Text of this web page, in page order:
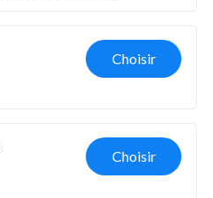
Choisir
Choisir